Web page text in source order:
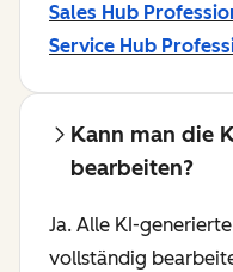
Sales Hub
Service Hub
Kann man die
bearbeiten?
Ja. Alle KI-
vollständig